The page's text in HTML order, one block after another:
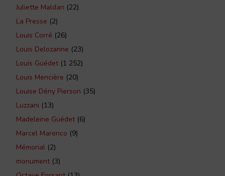
Juliette Maldan (22)
La Presse (2)
Louis Corré (26)
Louis Delozanne (23)
Louis Guédet(1 252)
Louis Mencière (20)
Louise Dény Pierson (35)
Luzzani (13)
Madeleine Guédet(6)
Marcel Marenco (9)
Mémorial (2)
monument(3)